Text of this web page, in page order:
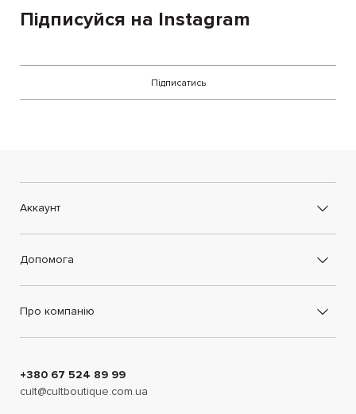
Підписуйся на Instagram
Підписатись
Аккаунт
Допомога
Про компанію
+380 67 524 89 99
cult@cultboutique.com.ua